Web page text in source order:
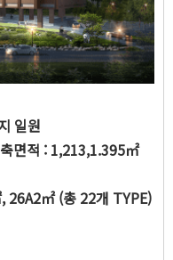
일원
면적 : 1,213,1.395㎡
26A2㎡ (총 22개 TYPE)